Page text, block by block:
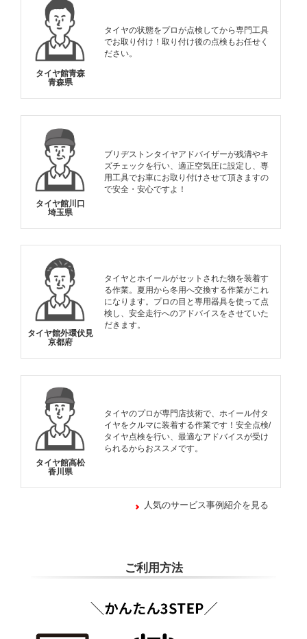
タイヤ館青森
青森県
タイヤの状態をプロが点検してから専門工具
でお取り付け！取り付け後の点検もお任せく
ださい。
タイヤ館川口
埼玉県
ブリヂストンタイヤアドバイザーが残溝やキ
ズチェックを行い、適正空気圧に設定し、専
用工具でお車にお取り付けさせて頂きますの
で安全・安心ですよ！
タイヤ館外環伏見
京都府
タイヤとホイールがセットされた物を装着す
る作業。夏用から冬用へ交換する作業がこれ
になります。プロの目と専用器具を使って点
検し、安全走行へのアドバイスをさせていた
だきます。
タイヤ館高松
香川県
タイヤのプロが専門店技術で、ホイール付タ
イヤをクルマに装着する作業です！安全点検/
タイヤ点検を行い、最適なアドバイスが受け
られるからおススメです。
人気のサービス事例紹介を見る
ご利用方法